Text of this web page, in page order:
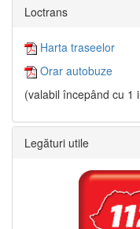
Loctrans
Harta traseelor
Orar autobuze
(valabil începând cu 1
Legături utile